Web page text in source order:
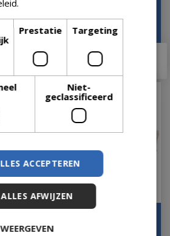
00
zonder salontafel
Prestatie Targeting
Niet-
geclassificeerd
ACCEPTEREN
ALLES AFWIJZEN